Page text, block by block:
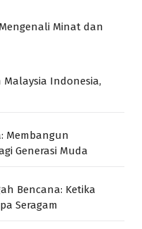
Minat dan
Indonesia,
Membangun
Generasi Muda
Bencana: Ketika
Seragam